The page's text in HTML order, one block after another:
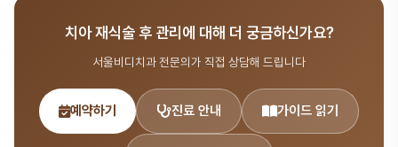
041-415-2892 또는 온라인 예약(bdbddc.com/reservation)
으로 상담을 받으실 수 있습니다.
치아 재식술 후 관리에 대해 더 궁금하신가요?
서울비디치과 전문의가 직접 상담해 드립니다
예약하기 진료 안내 가이드 읽기